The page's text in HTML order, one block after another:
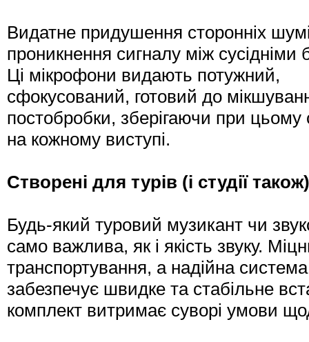
Видатне придушення сторонніх
проникнення сигналу між
Ці мікрофони видають потужний,
сфокусований, готовий до
постобробки, зберігаючи при
на кожному виступі.
Створені для турів (і студії також)
Будь-який туровий музикант чи
само важлива, як і якість звуку.
транспортування, а надійна
забезпечує швидке та стабільне
комплект витримає суворі умови